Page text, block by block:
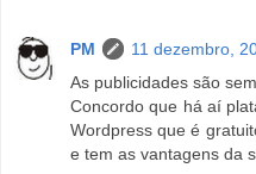
PM
11 dezembro,
As publicidades são
Concordo que há aí
Wordpress que é
e tem as vantagens da